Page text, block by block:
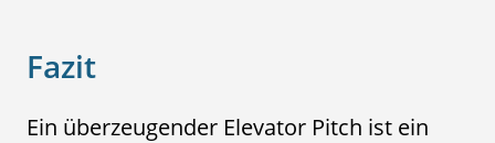
Fazit
Ein überzeugender Elevator Pitch ist ein